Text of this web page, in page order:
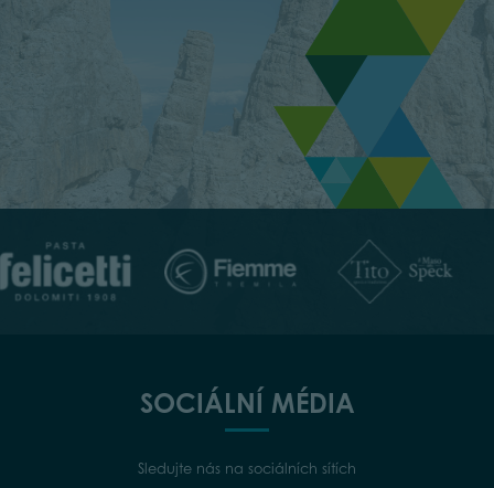
SOCIÁLNÍ MÉDIA
Sledujte nás na sociálních sítích